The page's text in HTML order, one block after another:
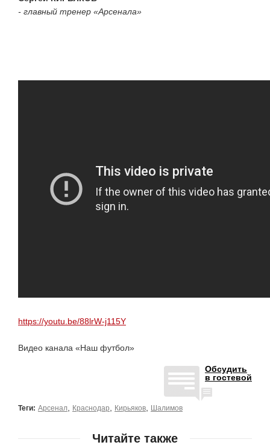
- главный тренер «Арсенала»
https://youtu.be/88lrW-j115Y
Видео канала «Наш футбол»
Обсудить
в гостевой
Теги: Арсенал Краснодар Кирьяков Шалимов
Читайте также